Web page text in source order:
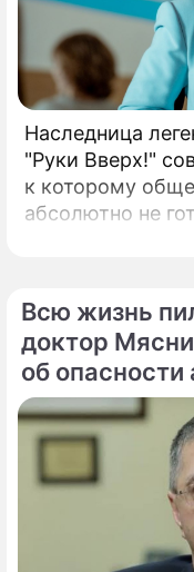
Наследница
"Руки Вверх!"
к которому
абсолютно не
Вероника
поклонников.
Всю жизнь
доктор
об опасности